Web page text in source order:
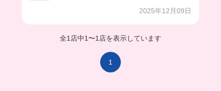
2025年12月09日
全1店中1〜1店を表示しています
1